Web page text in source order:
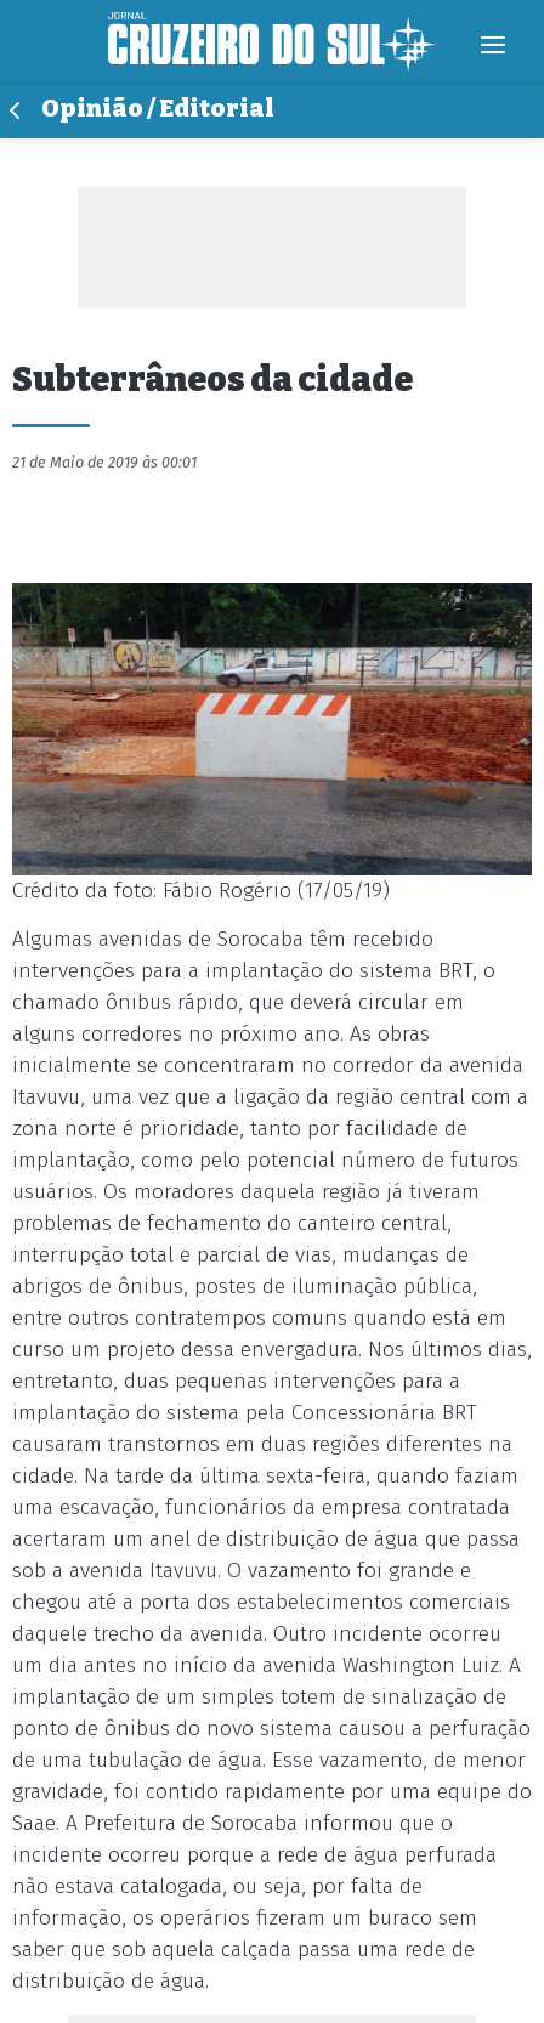
Opinião / Editorial
Subterrâneos da cidade
21 de Maio de 2019 às 00:01
Crédito da foto: Fábio Rogério (17/05/19)
Algumas avenidas de Sorocaba têm recebido
intervenções para a implantação do sistema BRT, o
chamado ônibus rápido, que deverá circular em
alguns corredores no próximo ano. As obras
inicialmente se concentraram no corredor da avenida
Itavuvu, uma vez que a ligação da região central com a
zona norte é prioridade, tanto por facilidade de
implantação, como pelo potencial número de futuros
usuários. Os moradores daquela região já tiveram
problemas de fechamento do canteiro central,
interrupção total e parcial de vias, mudanças de
abrigos de ônibus, postes de iluminação pública,
entre outros contratempos comuns quando está em
curso um projeto dessa envergadura. Nos últimos dias,
entretanto, duas pequenas intervenções para a
implantação do sistema pela Concessionária BRT
causaram transtornos em duas regiões diferentes na
cidade. Na tarde da última sexta-feira, quando faziam
uma escavação, funcionários da empresa contratada
acertaram um anel de distribuição de água que passa
sob a avenida Itavuvu. O vazamento foi grande e
chegou até a porta dos estabelecimentos comerciais
daquele trecho da avenida. Outro incidente ocorreu
um dia antes no início da avenida Washington Luiz. A
implantação de um simples totem de sinalização de
ponto de ônibus do novo sistema causou a perfuração
de uma tubulação de água. Esse vazamento, de menor
gravidade, foi contido rapidamente por uma equipe do
Saae. A Prefeitura de Sorocaba informou que o
incidente ocorreu porque a rede de água perfurada
não estava catalogada, ou seja, por falta de
informação, os operários fizeram um buraco sem
saber que sob aquela calçada passa uma rede de
distribuição de água.